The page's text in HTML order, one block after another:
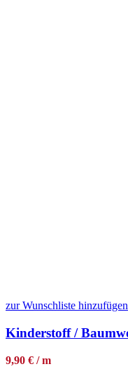
zur Wunschliste hinzufügen
Kinderstoff /
9,90 € / m